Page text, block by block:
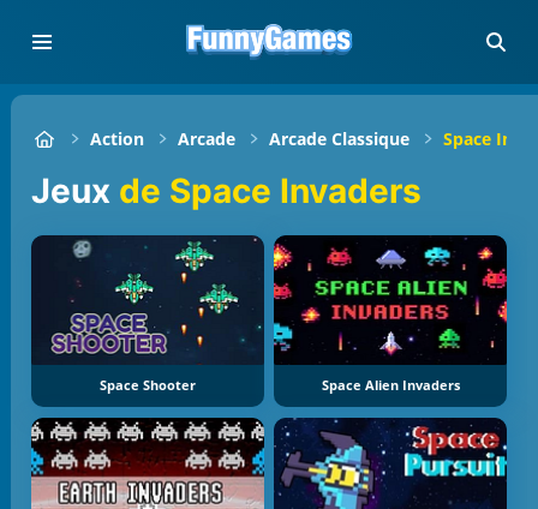
Action Arcade Arcade Classique Space
Jeux de Space Invaders
Space Shooter Space Alien Invaders